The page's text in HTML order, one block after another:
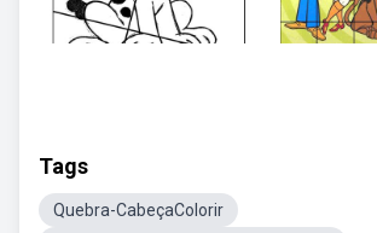
Tags
Quebra-CabeçaColorir